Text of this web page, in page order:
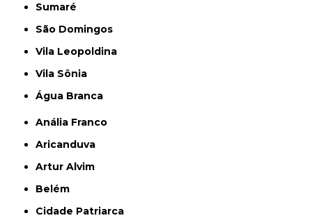
Sumaré
São Domingos
Vila Leopoldina
Vila Sônia
Água Branca
Anália Franco
Aricanduva
Artur Alvim
Belém
Cidade Patriarca